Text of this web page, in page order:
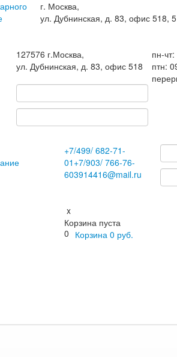
г. Москва,
ул. Дубнинская, д. 83, офис 518,
127576 г.Москва,
ул. Дубнинская, д. 83, офис 518
пн-
птн:
+7/499/ 682-71-
01 +7/903/ 766-76-
603914416@mail.ru
x
Корзина пуста
0 Корзина 0 руб.